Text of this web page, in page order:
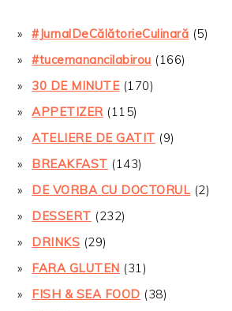
#JurnalDeCălătorieCulinară (5)
#tucemanancilabirou (166)
30 DE MINUTE(170)
APPETIZER(115)
ATELIERE DE GATIT (9)
BREAKFAST (143)
DE VORBA CU DOCTORUL (2)
DESSERT (232)
DRINKS (29)
FARA GLUTEN (31)
FISH & SEA FOOD (38)